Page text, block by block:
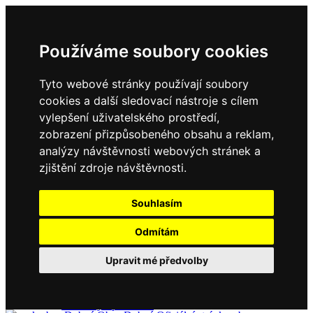
Používáme soubory cookies
Tyto webové stránky používají soubory
cookies a další sledovací nástroje s cílem
vylepšení uživatelského prostředí,
zobrazení přizpůsobeného obsahu a reklam,
analýzy návštěvnosti webových stránek a
zjištění zdroje návštěvnosti.
Souhlasím
Odmítám
Upravit mé předvolby
Domů
Kontakty
Úřední deska
Vyhlášky
Složení zastupitelstva